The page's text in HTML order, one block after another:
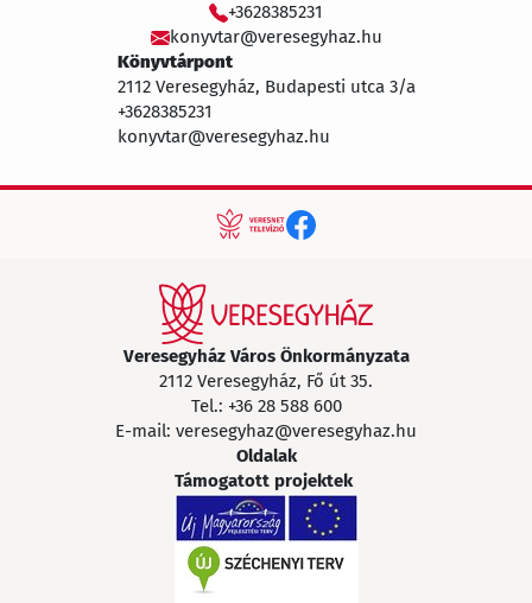
+3628385231
konyvtar@veresegyhaz.hu
Könyvtárpont
2112 Veresegyház, Budapesti utca 3/a
+3628385231
konyvtar@veresegyhaz.hu
Veresegyház Város Önkormányzata
2112 Veresegyház, Fő út 35.
Tel.: +36 28 588 600
E-mail: veresegyhaz@veresegyhaz.hu
Oldalak
Támogatott projektek